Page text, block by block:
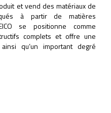
et vend des matériaux de
à partir de matières
se positionne comme
complets et offre une
qu‘un important degré